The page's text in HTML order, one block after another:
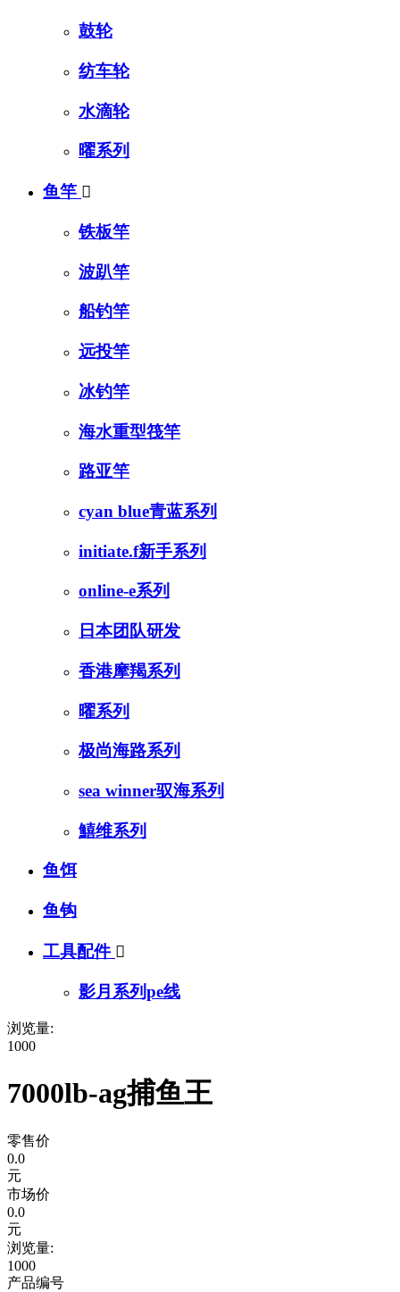
鼓轮
纺车轮
水滴轮
曜系列
鱼竿 
铁板竿
波趴竿
船钓竿
远投竿
冰钓竿
海水重型筏竿
路亚竿
cyan blue青蓝系列
initiate.f新手系列
online-e系列
日本团队研发
香港摩羯系列
曜系列
极尚海路系列
sea winner驭海系列
鱚维系列
鱼饵
鱼钩
工具配件 
影月系列pe线
浏览量:
1000
7000lb-ag捕鱼王
零售价
0.0
元
市场价
0.0
元
浏览量:
1000
产品编号